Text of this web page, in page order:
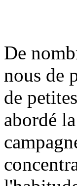
De
nous de
de
abordé